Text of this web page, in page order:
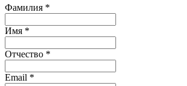
Фамилия *
Имя *
Отчество *
Email *